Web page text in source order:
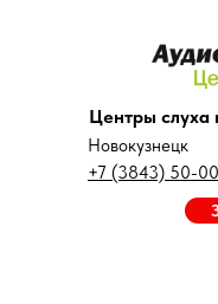
Центры слуха
Новокузнецк
+7 (3843) 50-